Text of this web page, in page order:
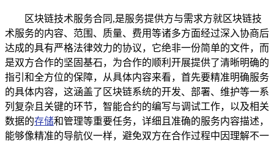
区块链技术服务合同,是服务提供方与需求方就区块链技
术服务的内容、范围、质量、费用等诸多方面经过深入协商后
达成的具有严格法律效力的协议，它绝非一份简单的文件，而
是双方合作的坚固基石，为合作的顺利开展提供了清晰明确的
指引和全方位的保障，从具体内容来看，首先要精准明确服务
的具体内容，这涵盖了区块链系统的开发、部署、维护等一系
列复杂且关键的环节，智能合约的编写与调试工作，以及相关
数据的存储和管理等重要任务，详细且准确的服务内容描述，
能够像精准的导航仪一样，避免双方在合作过程中因理解不一